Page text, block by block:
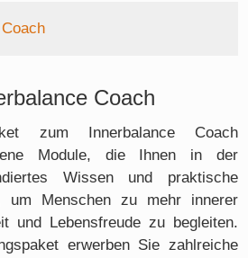
Coach
zum Innerbalance Coach
Module, die Ihnen in der
Wissen und praktische
um Menschen zu mehr innerer
und Lebensfreude zu begleiten.
erwerben Sie zahlreiche